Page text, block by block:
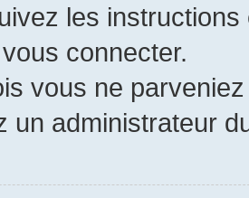
les
connecter.
vous ne
un administrateur